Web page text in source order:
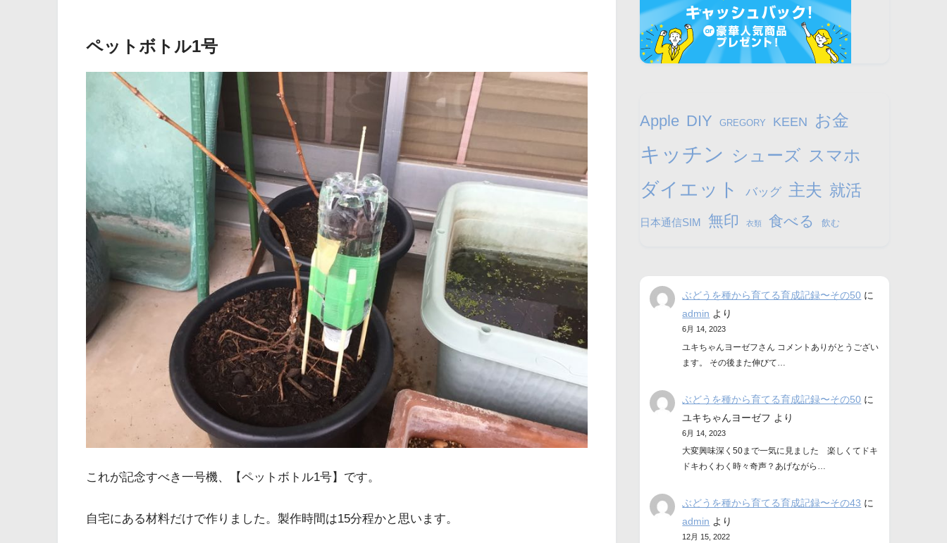
ペットボトル1号
これが記念すべき一号機、【ペットボトル1号】です。
自宅にある材料だけで作りました。製作時間は15分程かと思います。
Apple DIY GREGORY KEEN お金
キッチン シューズ スマホ
ダイエット バッグ 主夫 就活
日本通信SIM 無印 衣類 食べる 飲む
ぶどうを種から育てる育成記録〜その50 に
admin より
6月 14, 2023
ユキちゃんヨーゼフさん コメントありがとうござい
ます。 その後また伸びて…
ぶどうを種から育てる育成記録〜その50 に
ユキちゃんヨーゼフ より
6月 14, 2023
大変興味深く50まで一気に見ました 楽しくてドキ
ドキわくわく時々奇声？あげながら…
ぶどうを種から育てる育成記録〜その43 に
admin より
12月 15, 2022